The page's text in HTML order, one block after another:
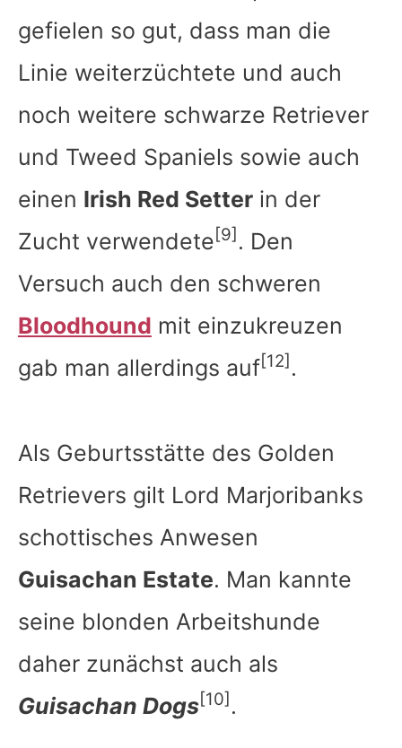
gefielen so gut, dass man die
Linie weiterzüchtete und auch
noch weitere schwarze Retriever
und Tweed Spaniels sowie auch
einen Irish Red Setterin der
Zucht verwendete[9] . Den
Versuch auch den schweren
Bloodhound mit einzukreuzen
gab man allerdings auf[12] .
Als Geburtsstätte des Golden
Retrievers gilt Lord Marjoribanks
schottisches Anwesen
Guisachan Estate. Man kannte
seine blonden Arbeitshunde
daher zunächst auch als
Guisachan Dogs[10].